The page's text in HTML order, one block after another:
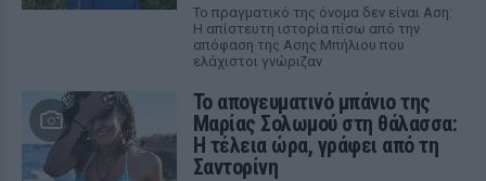
Το πραγματικό της όνομα δεν είναι Αση:
Η απίστευτη ιστορία πίσω από την
απόφαση της Ασης Μπήλιου που
ελάχιστοι γνώριζαν
Το απογευματινό μπάνιο της
Μαρίας Σολωμού στη θάλασσα:
Η τέλεια ώρα, γράφει από τη
Σαντορίνη